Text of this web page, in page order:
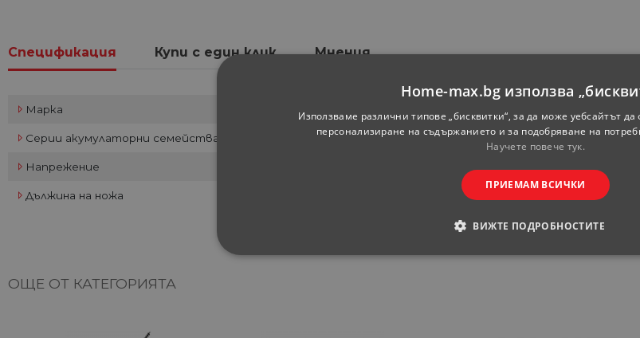
Спецификация Купи с един клик Мнения
Марка
Серии акумулаторни семейства
Напрежение
Дължина на ножа
ОЩЕ ОТ КАТЕГОРИЯТА
Home-max.bg използва
Използваме различни типове „бисквитки“, за да може уебсайтът
персонализиране на съдържанието и за подобряване на
Научете повече тук.
ПРИЕМАМ ВСИЧКИ
ВИЖТЕ ПОДРОБНОСТИТЕ